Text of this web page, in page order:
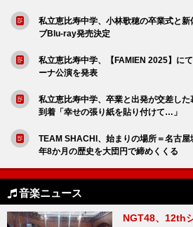
私立恵比寿中学、小林歌穂の卒業式と
ブBlu-ray発売決定
私立恵比寿中学、【FAMIEN 2025】に
ーナ公演を発表
私立恵比寿中学、卒業と出発が交差し
到着「幸せの張り紙を貼り付けて…」
TEAM SHACHI、始まりの場所＝名古
年8か月の歴史を大団円で締めくくる
音楽ニュース
NGT48、12th